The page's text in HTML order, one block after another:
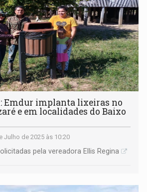
Emdur implanta lixeiras no
e em localidades do Baixo
Julho de 2025 às 10:20
pela vereadora Ellis Regina